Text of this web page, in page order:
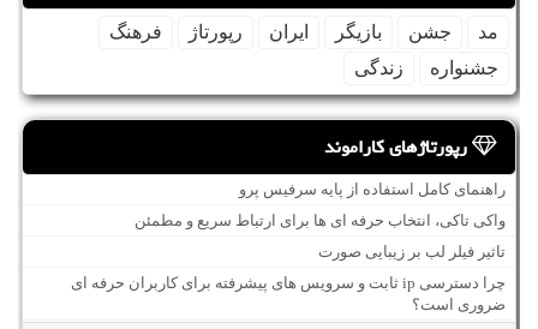
مد جشن بازیگر ایران رپورتاژ
فرهنگ
جشنواره
زندگی
رپورتاژهای کاراموند
راهنمای کامل استفاده از پایه سرفیس پرو
واکی تاکی، انتخاب حرفه ای ها برای ارتباط سریع و مطمئن
تاثیر فیلر لب بر زیبایی صورت
چرا دسترسی ip ثابت و سرویس های پیشرفته برای کاربران حرفه ای
ضروری است؟